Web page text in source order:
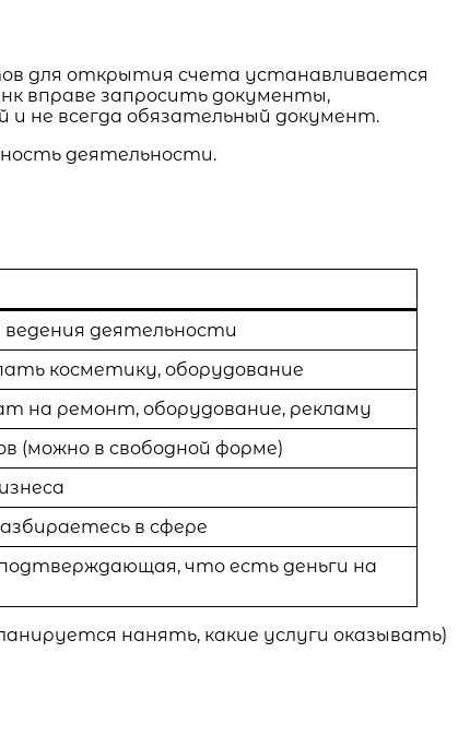
для открытия счета устанавливается
вправе запросить документы,
не всегда обязательный документ.
деятельности.
деятельности
косметику, оборудование
на ремонт, оборудование, рекламу
(можно в свободной форме)
в сфере
что есть деньги на
нанять, какие услуги оказывать)